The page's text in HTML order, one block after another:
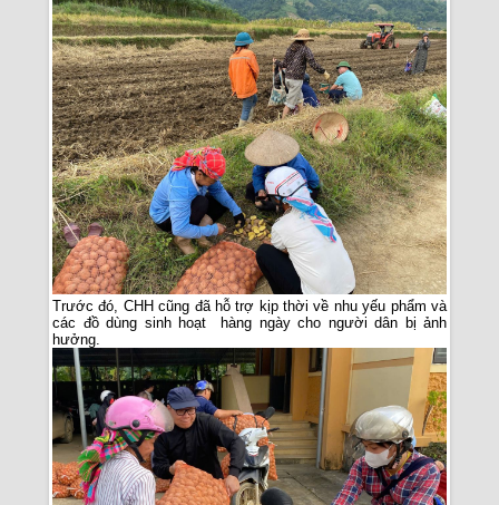
Trước đó, CHH cũng đã hỗ trợ kịp thời về nhu yếu phẩm và
các đồ dùng sinh hoạt hàng ngày cho người dân bị ảnh
hưởng.